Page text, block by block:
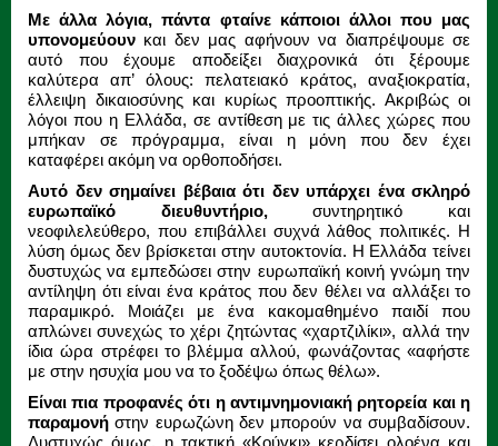
Με άλλα λόγια, πάντα φταίνε κάποιοι άλλοι που μας
υπονομεύουν και δεν μας αφήνουν να διαπρέψουμε σε
αυτό που έχουμε αποδείξει διαχρονικά ότι ξέρουμε
καλύτερα απ’ όλους: πελατειακό κράτος, αναξιοκρατία,
έλλειψη δικαιοσύνης και κυρίως προοπτικής. Ακριβώς οι
λόγοι που η Ελλάδα, σε αντίθεση με τις άλλες χώρες που
μπήκαν σε πρόγραμμα, είναι η μόνη που δεν έχει
καταφέρει ακόμη να ορθοποδήσει.
Αυτό δεν σημαίνει βέβαια ότι δεν υπάρχει ένα σκληρό
ευρωπαϊκό διευθυντήριο,συντηρητικό και
νεοφιλελεύθερο, που επιβάλλει συχνά λάθος πολιτικές. Η
λύση όμως δεν βρίσκεται στην αυτοκτονία. Η Ελλάδα τείνει
δυστυχώς να εμπεδώσει στην ευρωπαϊκή κοινή γνώμη την
αντίληψη ότι είναι ένα κράτος που δεν θέλει να αλλάξει το
παραμικρό. Μοιάζει με ένα κακομαθημένο παιδί που
απλώνει συνεχώς το χέρι ζητώντας «χαρτζιλίκι», αλλά την
ίδια ώρα στρέφει το βλέμμα αλλού, φωνάζοντας «αφήστε
με στην ησυχία μου να το ξοδέψω όπως θέλω».
Είναι πια προφανές ότι η αντιμνημονιακή ρητορεία και η
παραμονή στην ευρωζώνη δεν μπορούν να συμβαδίσουν.
Δυστυχώς όμως, η τακτική «Κούγκι» κερδίσει ολοένα και